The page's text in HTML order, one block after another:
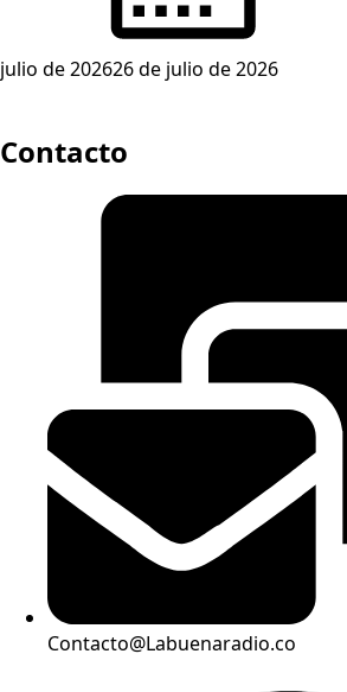
julio de 202626 de julio de 2026
Contacto
Contacto@Labuenaradio.co